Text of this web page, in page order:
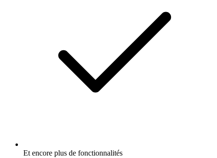
Et encore plus de fonctionnalités